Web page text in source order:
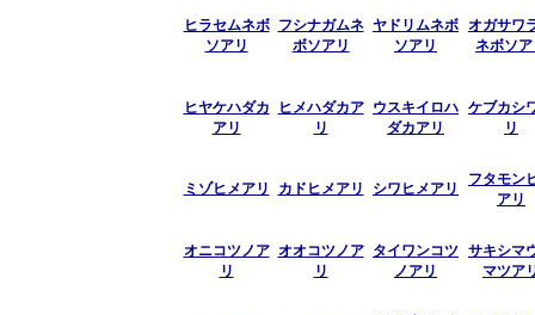
ヒラセムネボ
ソアリ
フシナガムネ
ボソアリ
ヤドリムネボ
ソアリ
オガサワ
ネボソ
ヒヤケハダカ
アリ
ヒメハダカア
リ
ウスキイロハ
ダカアリ
ケブカシ
リ
ミゾヒメアリ カドヒメアリ シワヒメアリ
フタモン
アリ
オニコツノア
リ
オオコツノア
リ
タイワンコツ
ノアリ
サキシマ
マツア